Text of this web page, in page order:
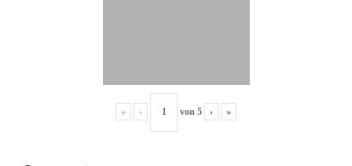
« ‹ von 5 › »